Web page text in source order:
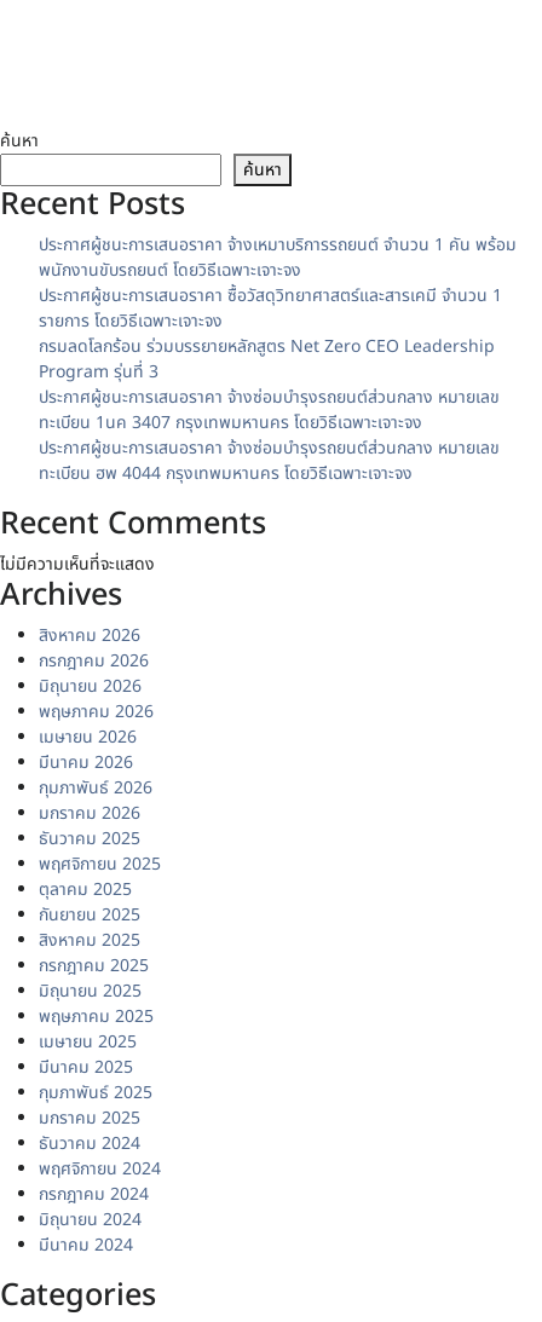
ค้นหา
ค้นหา
Recent Posts
ประกาศผู้ชนะการเสนอราคา จ้างเหมาบริการรถยนต์ จำนวน 1 คัน พร้อม
พนักงานขับรถยนต์ โดยวิธีเฉพาะเจาะจง
ประกาศผู้ชนะการเสนอราคา ซื้อวัสดุวิทยาศาสตร์และสารเคมี จำนวน 1
รายการ โดยวิธีเฉพาะเจาะจง
กรมลดโลกร้อน ร่วมบรรยายหลักสูตร Net Zero CEO Leadership
Program รุ่นที่ 3
ประกาศผู้ชนะการเสนอราคา จ้างซ่อมบำรุงรถยนต์ส่วนกลาง หมายเลข
ทะเบียน 1นค 3407 กรุงเทพมหานคร โดยวิธีเฉพาะเจาะจง
ประกาศผู้ชนะการเสนอราคา จ้างซ่อมบำรุงรถยนต์ส่วนกลาง หมายเลข
ทะเบียน ฮพ 4044 กรุงเทพมหานคร โดยวิธีเฉพาะเจาะจง
Recent Comments
ไม่มีความเห็นที่จะแสดง
Archives
สิงหาคม 2026
กรกฎาคม 2026
มิถุนายน 2026
พฤษภาคม 2026
เมษายน 2026
มีนาคม 2026
กุมภาพันธ์ 2026
มกราคม 2026
ธันวาคม 2025
พฤศจิกายน 2025
ตุลาคม 2025
กันยายน 2025
สิงหาคม 2025
กรกฎาคม 2025
มิถุนายน 2025
พฤษภาคม 2025
เมษายน 2025
มีนาคม 2025
กุมภาพันธ์ 2025
มกราคม 2025
ธันวาคม 2024
พฤศจิกายน 2024
กรกฎาคม 2024
มิถุนายน 2024
มีนาคม 2024
Categories